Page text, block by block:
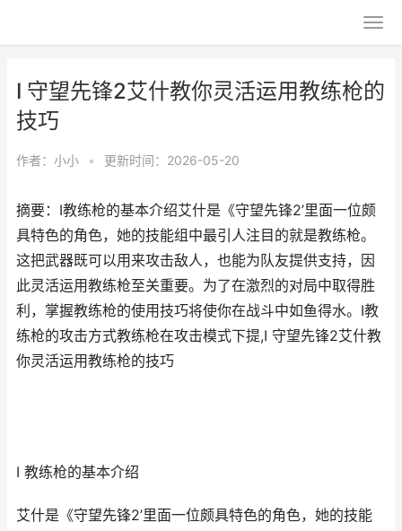
I 守望先锋2艾什教你灵活运用教练枪的
技巧
作者： 小小 • 更新时间：2026-05-20
摘要：I教练枪的基本介绍艾什是《守望先锋2’里面一位颇
具特色的角色，她的技能组中最引人注目的就是教练枪。
这把武器既可以用来攻击敌人，也能为队友提供支持，因
此灵活运用教练枪至关重要。为了在激烈的对局中取得胜
利，掌握教练枪的使用技巧将使你在战斗中如鱼得水。I教
练枪的攻击方式教练枪在攻击模式下提,I 守望先锋2艾什教
你灵活运用教练枪的技巧
I 教练枪的基本介绍
艾什是《守望先锋2’里面一位颇具特色的角色，她的技能